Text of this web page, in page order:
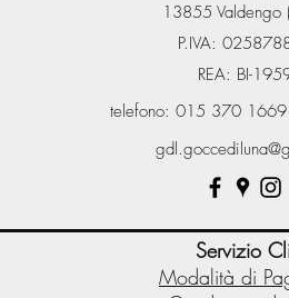
13855 Valdengo
P.IVA:
REA: BI-
telefono: 015 370
Servizio
Modalità di